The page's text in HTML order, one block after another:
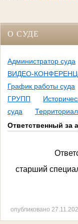
О СУДЕ
Администратор суда
ВИДЕО-
График работы суда
ГРУПП
суда
Ответственный за
старший
опубликовано